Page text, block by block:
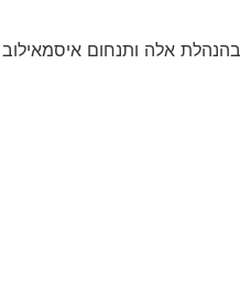
אלה ותנחום איסמאילוב